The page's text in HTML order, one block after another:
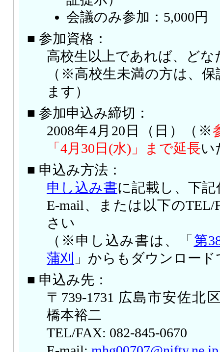
会議のみ参加：5,000円
■ 参加資格：
高校生以上であれば、ど
（※高校生未満の方は、
ます）
■ 参加申込み締切：
2008年4月20日（日）（※
「4月30日(水)」まで延長い
■ 申込み方法：
申し込み書に記載し、下
E-mail、または以下の
さい
（※申し込み書は、「 第
蒲刈 」からもダウンロー
■ 申込み先：
〒739-1731 広島市安佐北
橋本裕二
TEL/FAX: 082-845-0670